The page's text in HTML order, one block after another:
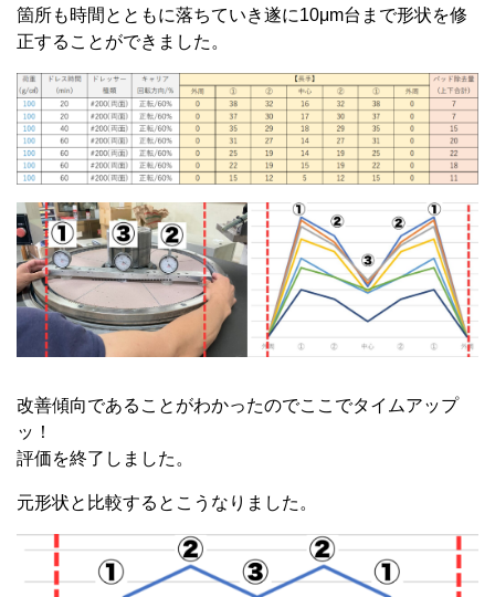
箇所も時間とともに落ちていき遂に10μm台まで形状を修
正することができました。
改善傾向であることがわかったのでここでタイムアップ
ッ！
評価を終了しました。
元形状と比較するとこうなりました。